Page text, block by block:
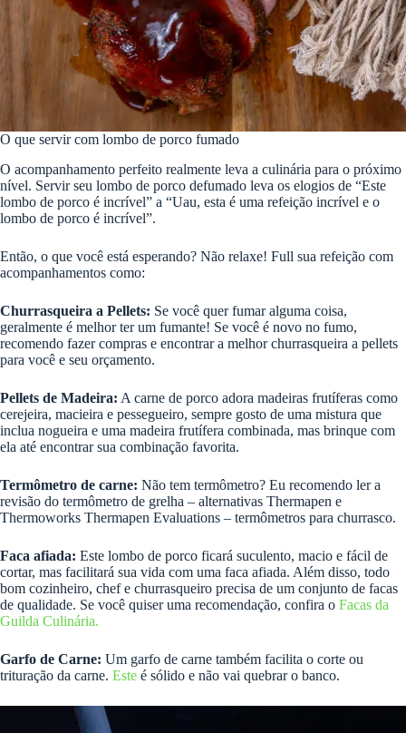
O que servir com lombo de porco fumado
O acompanhamento perfeito realmente leva a culinária para o próximo
nível. Servir seu lombo de porco defumado leva os elogios de “Este
lombo de porco é incrível” a “Uau, esta é uma refeição incrível e o
lombo de porco é incrível”.
Então, o que você está esperando? Não relaxe! Full sua refeição com
acompanhamentos como:
Churrasqueira a Pellets: Se você quer fumar alguma coisa,
geralmente é melhor ter um fumante! Se você é novo no fumo,
recomendo fazer compras e encontrar a melhor churrasqueira a pellets
para você e seu orçamento.
Pellets de Madeira: A carne de porco adora madeiras frutíferas como
cerejeira, macieira e pessegueiro, sempre gosto de uma mistura que
inclua nogueira e uma madeira frutífera combinada, mas brinque com
ela até encontrar sua combinação favorita.
Termômetro de carne: Não tem termômetro? Eu recomendo ler a
revisão do termômetro de grelha – alternativas Thermapen e
Thermoworks Thermapen Evaluations – termômetros para churrasco.
Faca afiada: Este lombo de porco ficará suculento, macio e fácil de
cortar, mas facilitará sua vida com uma faca afiada. Além disso, todo
bom cozinheiro, chef e churrasqueiro precisa de um conjunto de facas
de qualidade. Se você quiser uma recomendação, confira o Facas da
Guilda Culinária.
Garfo de Carne: Um garfo de carne também facilita o corte ou
trituração da carne. Este é sólido e não vai quebrar o banco.